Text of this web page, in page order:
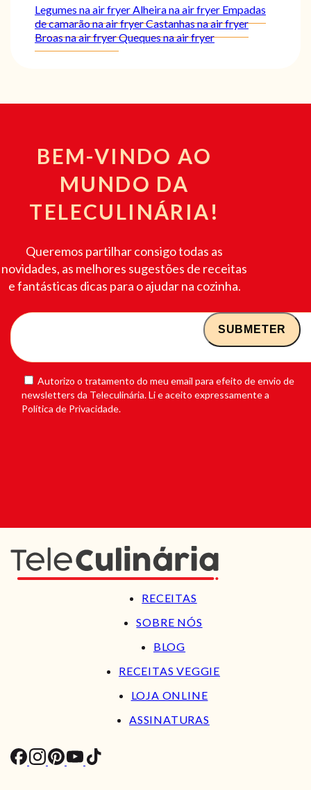
Legumes na air fryerAlheira na air fryer Empadas
de camarão na air fryerCastanhas na air fryer
Broas na air fryerQueques na air fryer
BEM-VINDO AO
MUNDO DA
TELECULINÁRIA!
Queremos partilhar consigo todas as
novidades, as melhores sugestões de receitas
e fantásticas dicas para o ajudar na cozinha.
Autorizo o tratamento do meu email para efeito de envio de
newsletters da Teleculinária. Li e aceito expressamente a
Política de Privacidade.
RECEITAS
SOBRE NÓS
BLOG
RECEITAS VEGGIE
LOJA ONLINE
ASSINATURAS